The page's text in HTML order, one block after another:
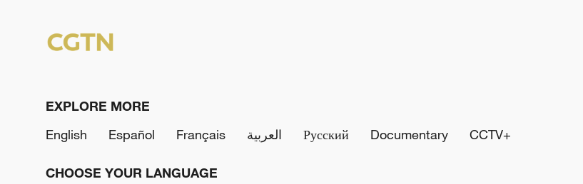
EXPLORE MORE
English
Español Français العربية Русский Documentary CCTV+
CHOOSE YOUR LANGUAGE